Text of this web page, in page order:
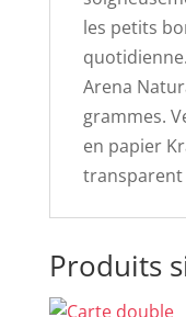
les petits
Arena
grammes.
en papier
transparent
Produits